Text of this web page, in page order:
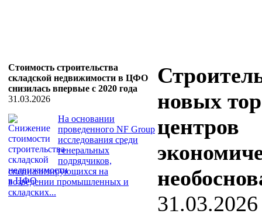
Стоимость строительства
складской недвижимости в ЦФО
снизилась впервые с 2020 года
31.03.2026
На основании
проведенного NF Group
исследования среди
генеральных
подрядчиков,
специализирующихся на
возведении промышленных и
складских...
новых
центров
31.03.2026